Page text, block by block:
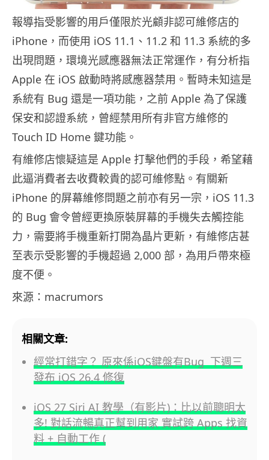
報導指受影響的用戶僅限於光顧非認可維修店的
iPhone，而使用 iOS 11.1、11.2 和 11.3 系統的多
出現問題，環境光感應器無法正常運作，有分析指
Apple 在 iOS 啟動時將感應器禁用。暫時未知這是
系統有 Bug 還是一項功能，之前 Apple 為了保護
保安和認證系統，曾經禁用所有非官方維修的
Touch ID Home 鍵功能。
有維修店懷疑這是 Apple 打擊他們的手段，希望藉
此逼消費者去收費較貴的認可維修點。有關新
iPhone 的屏幕維修問題之前亦有另一宗，iOS 11.3
的 Bug 會令曾經更換原裝屏幕的手機失去觸控能
力，需要將手機重新打開為晶片更新，有維修店甚
至表示受影響的手機超過 2,000 部，為用戶帶來極
度不便。
來源：macrumors
相關文章:
經常打錯字？ 原來係iOS鍵盤有Bug 下週三
發布 iOS 26.4 修復
iOS 27 Siri AI 教學（有影片)：比以前聰明太
多! 對話流暢真正幫到用家 實試跨 Apps 找資
料 + 自動工作 (